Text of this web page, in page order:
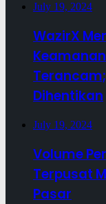
July 19, 2024
WazirX
Dihentikan
July 19, 2024
Volume
Terpusat
Pasar